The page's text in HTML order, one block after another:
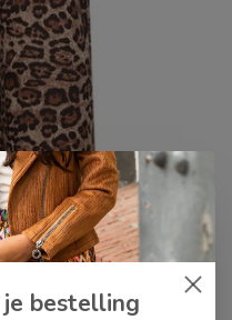
bestelling